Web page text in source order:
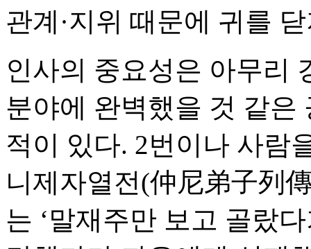
관계·지위 때문에 귀를
인사의 중요성은 아무리
분야에 완벽했을 것 같은
적이 있다. 2번이나 사람
니제자열전(仲尼弟子列
는 ‘말재주만 보고 골랐